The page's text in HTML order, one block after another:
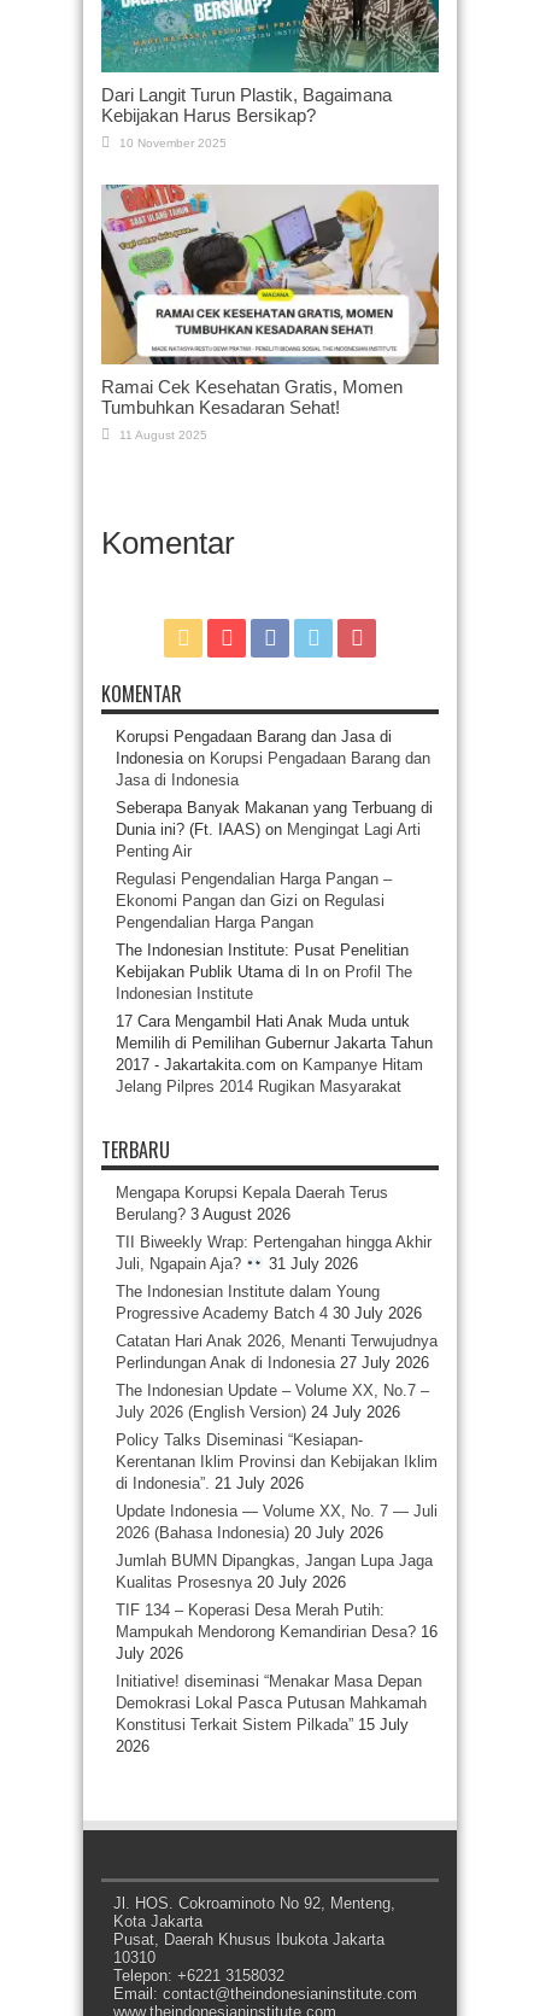
Dari Langit Turun Plastik, Bagaimana
Kebijakan Harus Bersikap?
10 November 2025
Ramai Cek Kesehatan Gratis, Momen
Tumbuhkan Kesadaran Sehat!
11 August 2025
Komentar
KOMENTAR
Korupsi Pengadaan Barang dan Jasa di
Indonesiaon Korupsi Pengadaan Barang dan
Jasa di Indonesia
Seberapa Banyak Makanan yang Terbuang di
Dunia ini? (Ft. IAAS) on Mengingat Lagi Arti
Penting Air
Regulasi Pengendalian Harga Pangan –
Ekonomi Pangan dan Gizi on Regulasi
Pengendalian Harga Pangan
The Indonesian Institute: Pusat Penelitian
Kebijakan Publik Utama di In on Profil The
Indonesian Institute
17 Cara Mengambil Hati Anak Muda untuk
Memilih di Pemilihan Gubernur Jakarta Tahun
2017 - Jakartakita.com on Kampanye Hitam
Jelang Pilpres 2014 Rugikan Masyarakat
TERBARU
Mengapa Korupsi Kepala Daerah Terus
Berulang? 3 August 2026
TII Biweekly Wrap: Pertengahan hingga Akhir
Juli, Ngapain Aja?
31 July 2026
The Indonesian Institute dalam Young
Progressive Academy Batch 4 30 July 2026
Catatan Hari Anak 2026, Menanti Terwujudnya
Perlindungan Anak di Indonesia 27 July 2026
The Indonesian Update – Volume XX, No.7 –
July 2026 (English Version) 24 July 2026
Policy Talks Diseminasi “Kesiapan-
Kerentanan Iklim Provinsi dan Kebijakan Iklim
di Indonesia”. 21 July 2026
Update Indonesia — Volume XX, No. 7 — Juli
2026 (Bahasa Indonesia) 20 July 2026
Jumlah BUMN Dipangkas, Jangan Lupa Jaga
Kualitas Prosesnya 20 July 2026
TIF 134 – Koperasi Desa Merah Putih:
Mampukah Mendorong Kemandirian Desa? 16
July 2026
Initiative! diseminasi “Menakar Masa Depan
Demokrasi Lokal Pasca Putusan Mahkamah
Konstitusi Terkait Sistem Pilkada” 15 July
2026
Jl. HOS. Cokroaminoto No 92, Menteng,
Kota Jakarta
Pusat, Daerah Khusus Ibukota Jakarta
10310
Telepon: +6221 3158032
Email: contact@theindonesianinstitute.com
www.theindonesianinstitute.com